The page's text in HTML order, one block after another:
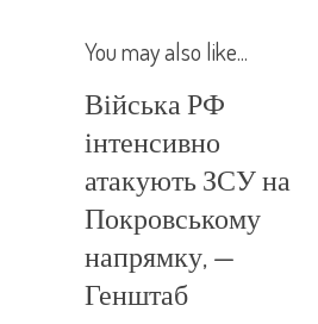
You may also like...
Війська РФ
інтенсивно
атакують ЗСУ на
Покровському
напрямку, —
Генштаб